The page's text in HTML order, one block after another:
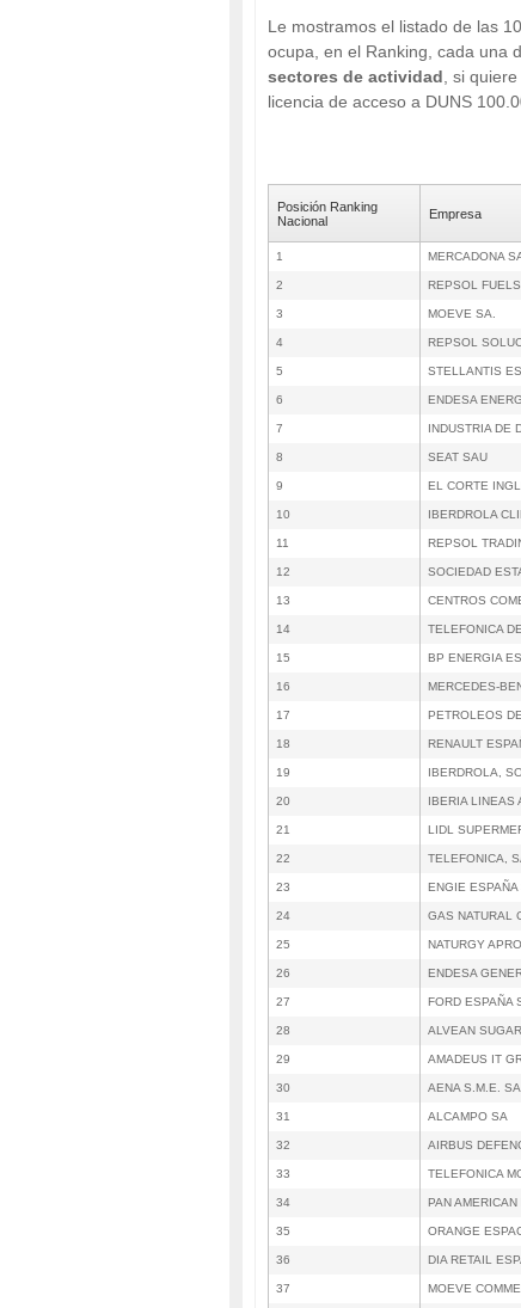
Le mostramos el listado de las
ocupa, en el Ranking, cada una
sectores de actividad , si
licencia de acceso a DUNS
Posición Ranking
Nacional
Empresa
1 MERCADONA
2 REPSOL FUELS
3 MOEVE SA.
4 REPSOL
5 STELLANTIS
6 ENDESA
7 INDUSTRIA DE
8 SEAT SAU
9 EL CORTE
10 IBERDROLA
11 REPSOL
12 SOCIEDAD
13 CENTROS
14 TELEFONICA
15 BP ENERGIA
16 MERCEDES-
17 PETROLEOS
18 RENAULT
19 IBERDROLA,
20 IBERIA LINEAS
21 LIDL
22 TELEFONICA,
23 ENGIE ESPAÑA
24 GAS NATURAL
25 NATURGY
26 ENDESA
27 FORD ESPAÑA
28 ALVEAN
29 AMADEUS IT
30 AENA S.M.E. SA.
31 ALCAMPO SA
32 AIRBUS
33 TELEFONICA
34 PAN AMERICAN
35 ORANGE
36 DIA RETAIL
37 MOEVE